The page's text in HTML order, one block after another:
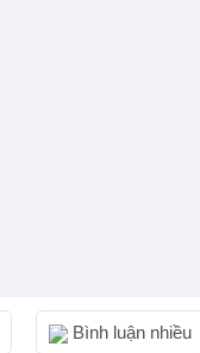
Bình luận nhiều